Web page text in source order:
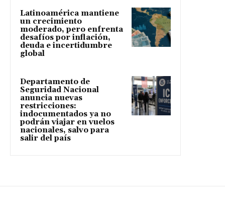
Latinoamérica mantiene
un crecimiento
moderado, pero enfrenta
desafíos por inflación,
deuda e incertidumbre
global
Departamento de
Seguridad Nacional
anuncia nuevas
restricciones:
indocumentados ya no
podrán viajar en vuelos
nacionales, salvo para
salir del país